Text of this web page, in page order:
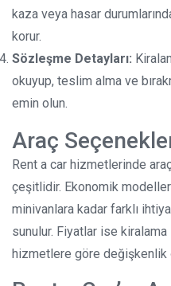
kaza veya hasar
korur.
Sözleşme Detayları:
okuyup, teslim alma ve
emin olun.
Araç
Rent a car hizmetlerinde
çeşitlidir. Ekonomik
minivanlara kadar farklı
sunulur. Fiyatlar ise
hizmetlere göre değişkenlik